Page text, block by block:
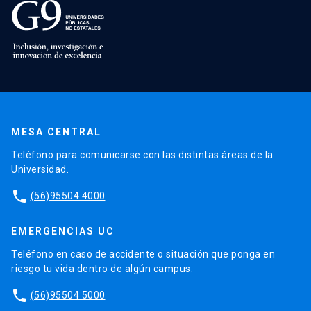
MESA CENTRAL
Teléfono para comunicarse con las distintas áreas de la
Universidad.
phone (56)95504 4000
EMERGENCIAS UC
Teléfono en caso de accidente o situación que ponga en
riesgo tu vida dentro de algún campus.
phone (56)95504 5000